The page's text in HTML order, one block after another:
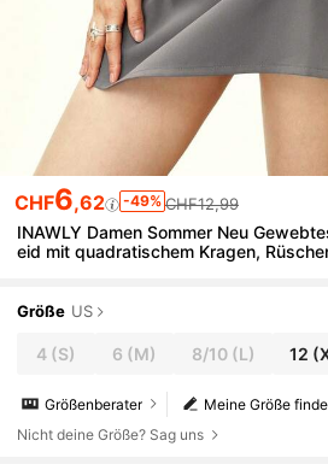
CHF6,62 -49% CHF12,99
INAWLY Damen Sommer Neu
eid mit quadratischem Kragen,
Größe US
4 (S) 6 (M) 8/10(L) 12
Meine Größe
Größenberater
Nicht deine Größe? Sag uns